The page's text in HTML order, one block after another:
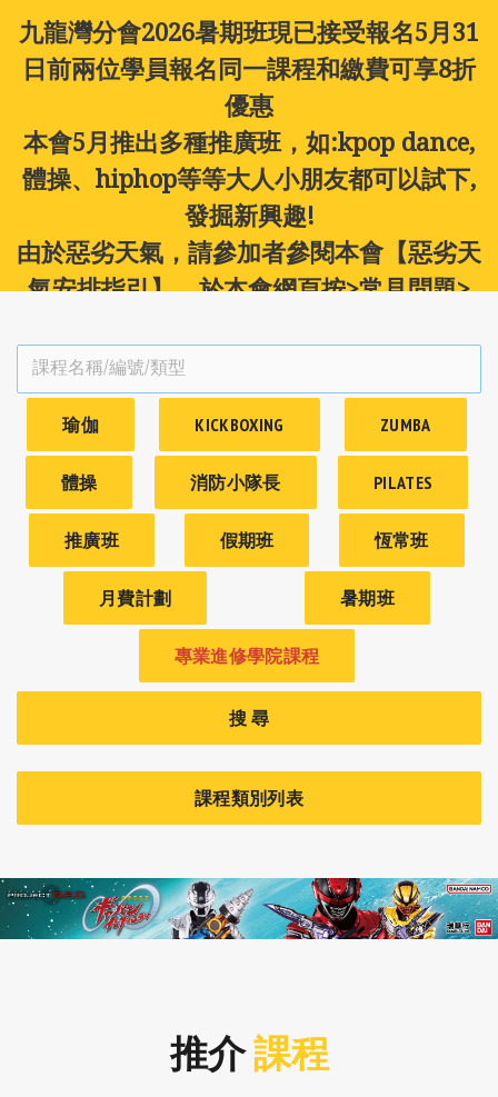
九龍灣分會2026暑期班現已接受報名5月31
日前兩位學員報名同一課程和繳費可享8折
優惠
本會5月推出多種推廣班，如:kpop dance,
體操、hiphop等等大人小朋友都可以試下,
發掘新興趣!
由於惡劣天氣，請參加者參閱本會【惡劣天
氣安排指引】。於本會網頁按>常見問題>
天氣指引 」敬請留意!
瑜伽 KICKBOXING ZUMBA
體操 消防小隊長 PILATES
推廣班 假期班 恆常班
月費計劃 暑期班
專業進修學院課程
搜 尋
課程類別列表
推介課程